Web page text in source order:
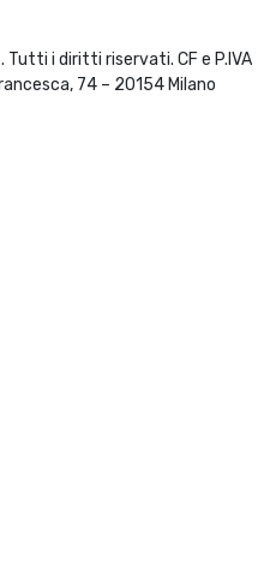
i diritti riservati. CF e P.IVA
74 – 20154 Milano